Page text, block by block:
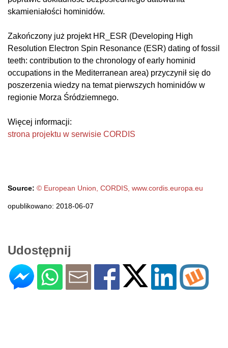
skamieniałości hominidów.
Zakończony już projekt HR_ESR (Developing High
Resolution Electron Spin Resonance (ESR) dating of fossil
teeth: contribution to the chronology of early hominid
occupations in the Mediterranean area) przyczynił się do
poszerzenia wiedzy na temat pierwszych hominidów w
regionie Morza Śródziemnego.
Więcej informacji:
strona projektu w serwisie CORDIS
Source: © European Union, CORDIS, www.cordis.europa.eu
opublikowano: 2018-06-07
Udostępnij